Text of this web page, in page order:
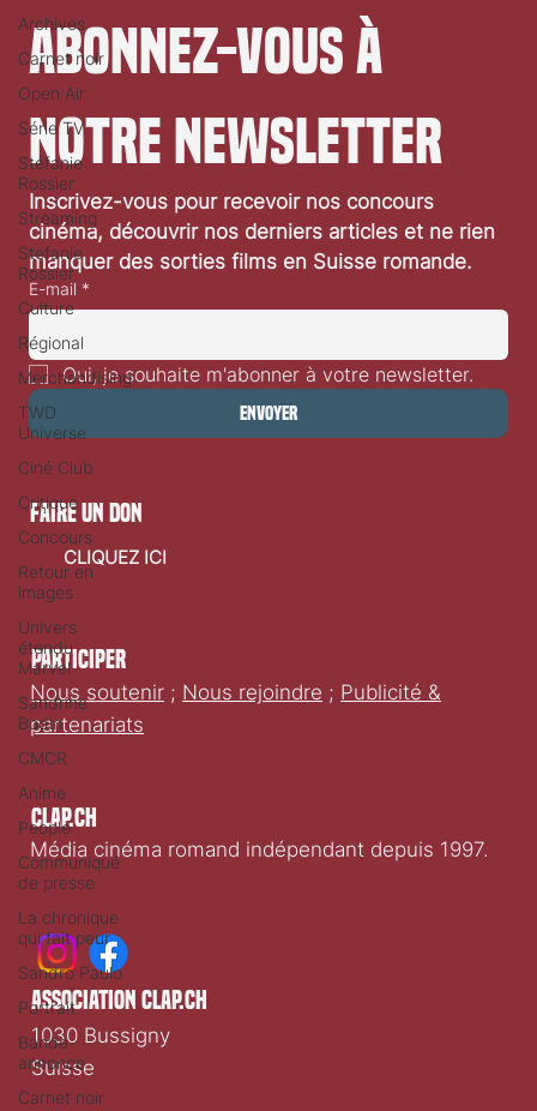
Archives
Carnet noir
Open Air
Série TV
Stéfanie
Rossier
Streaming
Stefanie
Rossier
Culture
Régional
Merchandising
TWD
Universe
Ciné Club
Critique
Concours
Retour en
images
Univers
étendu
Marvel
Sandrine
Bodin
CMCR
Anime
People
Communiqué
de presse
La chronique
qui fait peur
Sandro Paulo
Portrait
Bande-
annonce
Carnet noir
Abonnez-vous à
notre newsletter
Inscrivez-vous pour recevoir nos concours
cinéma, découvrir nos derniers articles et ne rien
manquer des sorties films en Suisse romande.
E-mail *
Oui, je souhaite m'abonner à votre newsletter.
Envoyer
Clap.ch
Média cinéma romand indépendant depuis 1997.
Participer
Nous soutenir ; Nous rejoindre ; Publicité &
partenariats
faire un don
CLIQUEZ ICI
association clap.ch
1030 Bussigny
Suisse